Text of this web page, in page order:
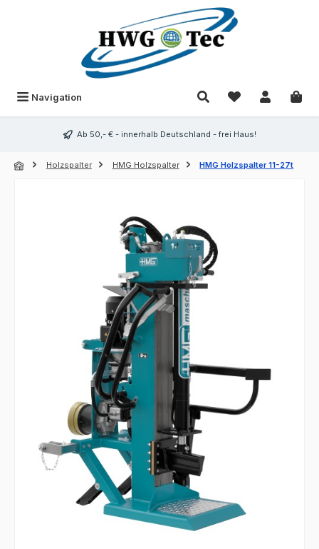
Navigation Du hast 0
Ab 50,- € - innerhalb Deutschland - frei Haus!
Holzspalter HMG Holzspalter HMG Holzspalter 11-27t